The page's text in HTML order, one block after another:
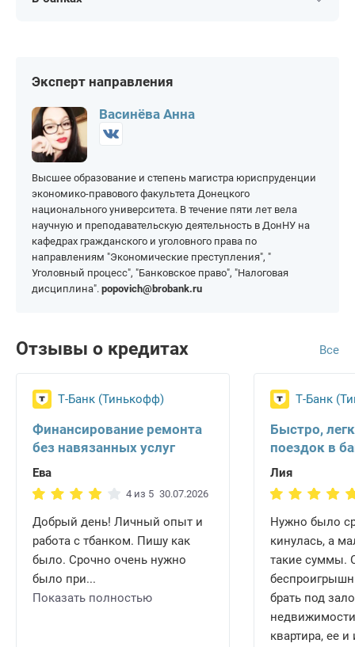
В долг под залог
квартиры
МКБ
Уралсиб
Эксперт направления
Васинёва Анна
Высшее образование и степень магистра юриспруденции
экономико-правового факультета Донецкого
национального университета. В течение пяти лет вела
научную и преподавательскую деятельность в ДонНУ на
кафедрах гражданского и уголовного права по
направлениям "Экономические преступления", "
Уголовный процесс", "Банковское право", "Налоговая
дисциплина". popovich@brobank.ru
Отзывы о кредитах Все
Т-Банк (Тинькофф)
Финансирование ремонта
без навязанных услуг
Ева
4 из 5 30.07.2026
Добрый день! Личный опыт и
работа с тбанком. Пишу как
было. Срочно очень нужно
было при...
Показать полностью
Т-Банк
Быстро,
поездок в
Лия
Нужно было
кинулась, а
такие суммы.
брать под
квартира, ее